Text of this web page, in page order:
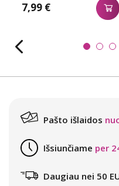
7,99 €
Pašto išlaidos
Išsiunčiame per
Daugiau nei 50